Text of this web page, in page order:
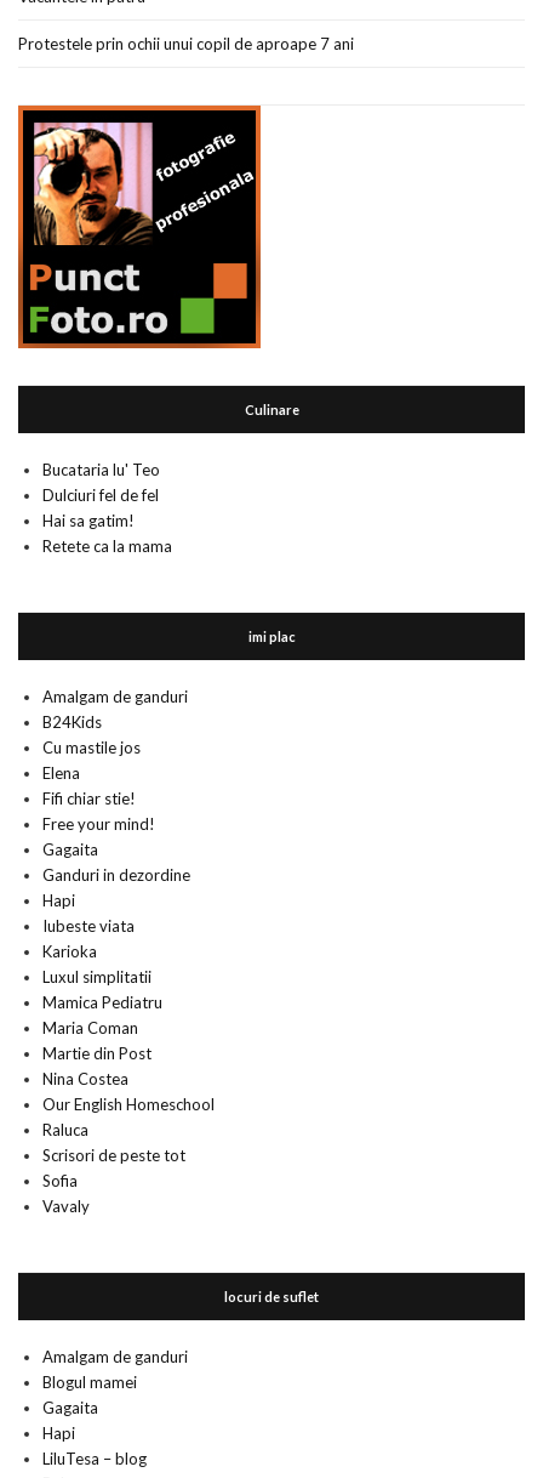
Protestele prin ochii unui copil de aproape 7 ani
Culinare
Bucataria lu' Teo
Dulciuri fel de fel
Hai sa gatim!
Retete ca la mama
imi plac
Amalgam de ganduri
B24Kids
Cu mastile jos
Elena
Fifi chiar stie!
Free your mind!
Gagaita
Ganduri in dezordine
Hapi
Iubeste viata
Karioka
Luxul simplitatii
Mamica Pediatru
Maria Coman
Martie din Post
Nina Costea
Our English Homeschool
Raluca
Scrisori de peste tot
Sofia
Vavaly
locuri de suflet
Amalgam de ganduri
Blogul mamei
Gagaita
Hapi
LiluTesa – blog